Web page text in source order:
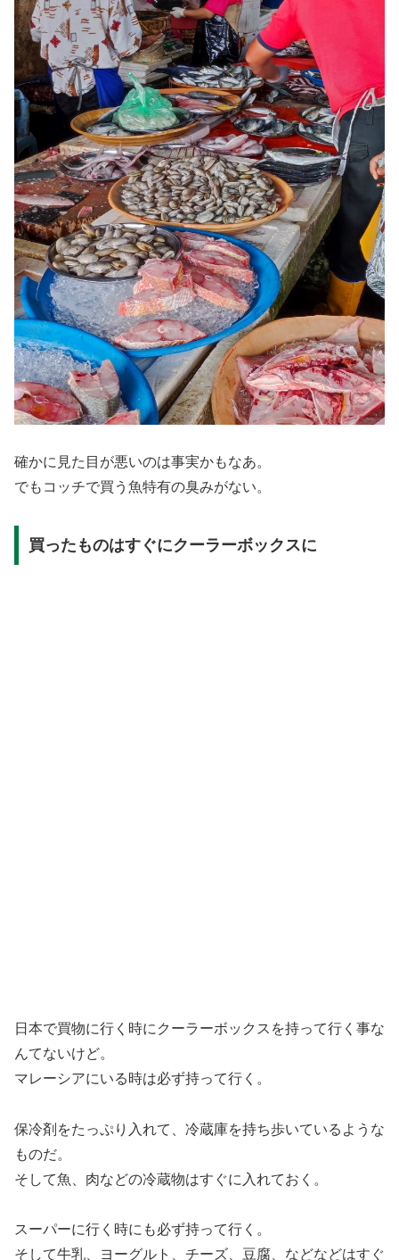
確かに見た目が悪いのは事実かもなあ。
でもコッチで買う魚特有の臭みがない。
買ったものはすぐにクーラーボックスに
日本で買物に行く時にクーラーボックスを持って行く事な
んてないけど。
マレーシアにいる時は必ず持って行く。
保冷剤をたっぷり入れて、冷蔵庫を持ち歩いているような
ものだ。
そして魚、肉などの冷蔵物はすぐに入れておく。
スーパーに行く時にも必ず持って行く。
そして牛乳、ヨーグルト、チーズ、豆腐、などなどはすぐ